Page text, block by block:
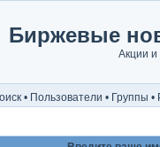
Биржевые
Акции и
• Пользователи • Группы •